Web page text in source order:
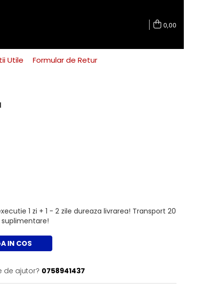
0,00
Utile Formular de Retur
1 zi + 1 - 2 zile dureaza livrarea! Transport 20
IN COS
de ajutor? 0758941437